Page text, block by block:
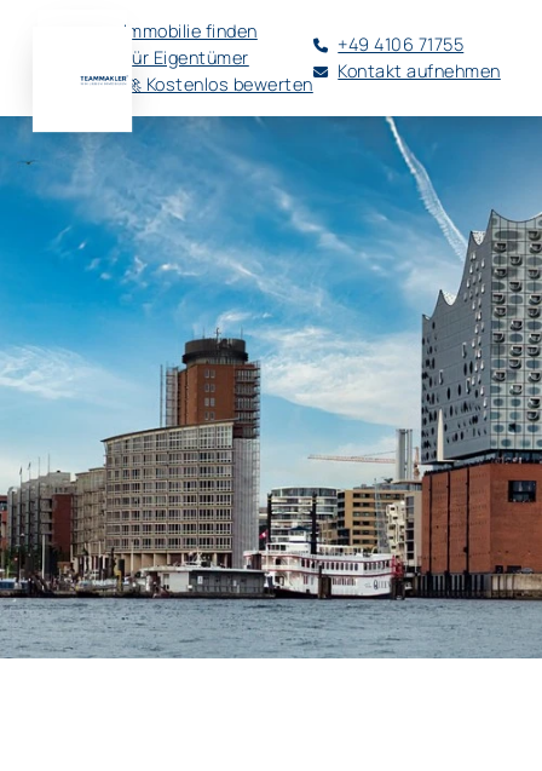
Immobilie finden
Für Eigentümer
🚀 Kostenlos bewerten
+49 4106 71755
Kontakt aufnehmen